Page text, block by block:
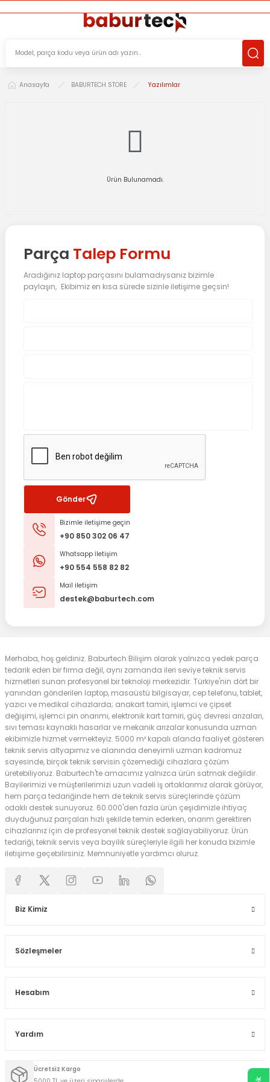
Anasayfa BABURTECH STORE Yazılımlar
Ürün Bulunamadı.
Parça Talep Formu
Aradığınız laptop parçasını bulamadıysanız bizimle
paylaşın, Ekibimiz en kısa sürede sizinle iletişime geçsin!
Gönder
Bizimle iletişime geçin
+90 850 302 06 47
Whatsapp İletişim
+90 554 558 82 82
Mail iletişim
destek@baburtech.com
Merhaba, hoş geldiniz. Baburtech Bilişim olarak yalnızca yedek parça
tedarik eden bir firma değil, aynı zamanda ileri seviye teknik servis
hizmetleri sunan profesyonel bir teknoloji merkezidir. Türkiye'nin dört bir
yanından gönderilen laptop, masaüstü bilgisayar, cep telefonu, tablet,
yazıcı ve medikal cihazlarda; anakart tamiri, işlemci ve çipset
değişimi, işlemci pin onarımı, elektronik kart tamiri, güç devresi arızaları,
sıvı teması kaynaklı hasarlar ve mekanik arızalar konusunda uzman
ekibimizle hizmet vermekteyiz. 5000 m² kapalı alanda faaliyet gösteren
teknik servis altyapımız ve alanında deneyimli uzman kadromuz
sayesinde, birçok teknik servisin çözemediği cihazlara çözüm
üretebiliyoruz. Baburtech'te amacımız yalnızca ürün satmak değildir.
Bayilerimizi ve müşterilerimizi uzun vadeli iş ortaklarımız olarak görüyor,
hem parça tedariğinde hem de teknik servis süreçlerinde çözüm
odaklı destek sunuyoruz. 60.000'den fazla ürün çeşidimizle ihtiyaç
duyduğunuz parçaları hızlı şekilde temin ederken, onarım gerektiren
cihazlarınız için de profesyonel teknik destek sağlayabiliyoruz. Ürün
tedariği, teknik servis veya bayilik süreçleriyle ilgili her konuda bizimle
iletişime geçebilirsiniz. Memnuniyetle yardımcı oluruz.
Biz Kimiz
Sözleşmeler
Hesabım
Yardım
Ücretsiz Kargo